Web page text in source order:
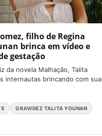
filho de Regina
brinca em vídeo e
gestação
da novela Malhação, Talita
internautas brincando com sua
GRAVIDEZ TALITA YOUNAN